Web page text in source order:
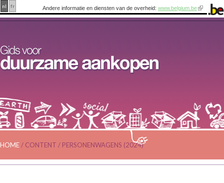
nl fr Andere informatie en diensten van de overheid: www.belgium.be
HOME / CONTENT / PERSONENWAGENS (2024)